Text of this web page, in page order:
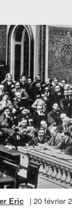
Eric | 20 février